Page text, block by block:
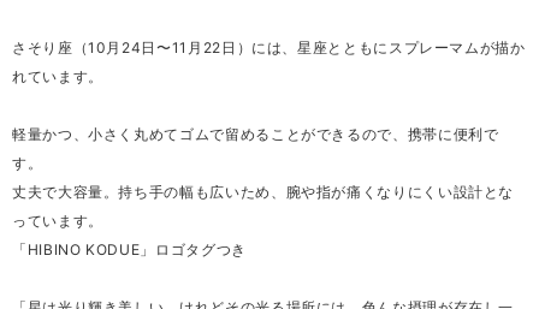
さそり座（10月24日〜11月22日）には、星座とともにスプレーマムが描か
れています。
軽量かつ、小さく丸めてゴムで留めることができるので、携帯に便利で
す。
丈夫で大容量。持ち手の幅も広いため、腕や指が痛くなりにくい設計とな
っています。
「HIBINO KODUE」ロゴタグつき